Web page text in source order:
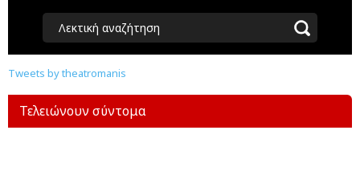
Λεκτική αναζήτηση
Tweets by theatromanis
Τελειώνουν σύντομα